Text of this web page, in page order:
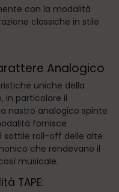
con la modalità
classiche in stile
Analogico
uniche della
in particolare il
nastro analogico spinte
fornisce
sottile roll-off delle alte
che rendevano il
musicale.
TAPE: